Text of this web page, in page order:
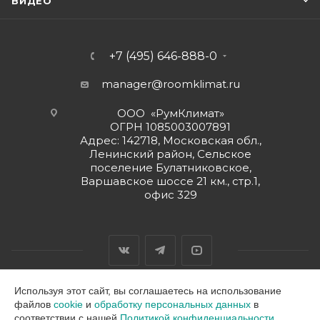
+7 (495) 646-888-0
manager@roomklimat.ru
ООО «РумКлимат»
ОГРН 1085003007891
Адрес: 142718, Московская обл.,
Ленинский район, Сельское
поселение Булатниковское,
Варшавское шоссе 21 км., стр.1,
офис 329
2026 © ООО "РумКлимат"
Используя этот сайт, вы соглашаетесь на использование
файлов cookie и обработку персональных данных в